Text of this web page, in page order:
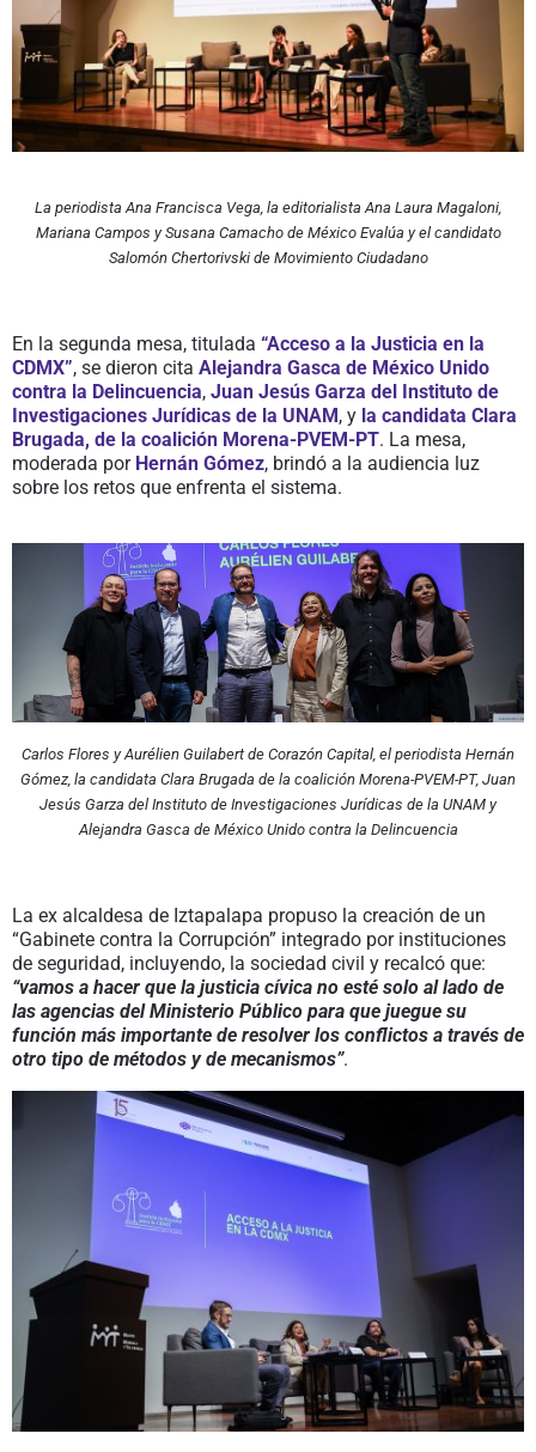
La periodista Ana Francisca Vega, la editorialista Ana Laura Magaloni,
Mariana Campos y Susana Camacho de México Evalúa y el candidato
Salomón Chertorivski de Movimiento Ciudadano
En la segunda mesa, titulada “Acceso a la Justicia en la
CDMX”, se dieron cita Alejandra Gasca de México Unido
contra la Delincuencia, Juan Jesús Garza del Instituto de
Investigaciones Jurídicas de la UNAM, y la candidata Clara
Brugada, de la coalición Morena-PVEM-PT. La mesa,
moderada por Hernán Gómez, brindó a la audiencia luz
sobre los retos que enfrenta el sistema.
Carlos Flores y Aurélien Guilabert de Corazón Capital, el periodista Hernán
Gómez, la candidata Clara Brugada de la coalición Morena-PVEM-PT, Juan
Jesús Garza del Instituto de Investigaciones Jurídicas de la UNAM y
Alejandra Gasca de México Unido contra la Delincuencia
La ex alcaldesa de Iztapalapa propuso la creación de un
“Gabinete contra la Corrupción” integrado por instituciones
de seguridad, incluyendo, la sociedad civil y recalcó que:
“vamos a hacer que la justicia cívica no esté solo al lado de
las agencias del Ministerio Público para que juegue su
función más importante de resolver los conflictos a través de
otro tipo de métodos y de mecanismos”.